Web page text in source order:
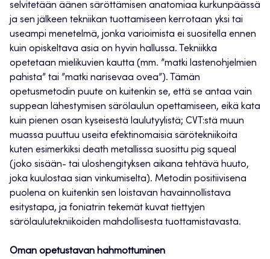
selvitetään äänen säröttämisen anatomiaa kurkunpäässä
ja sen jälkeen tekniikan tuottamiseen kerrotaan yksi tai
useampi menetelmä, jonka varioimista ei suositella ennen
kuin opiskeltava asia on hyvin hallussa. Tekniikka
opetetaan mielikuvien kautta (mm. ”matki lastenohjelmien
pahista” tai ”matki narisevaa ovea”). Tämän
opetusmetodin puute on kuitenkin se, että se antaa vain
suppean lähestymisen särölaulun opettamiseen, eikä kata
kuin pienen osan kyseisestä laulutyylistä; CVT:stä muun
muassa puuttuu useita efektinomaisia särötekniikoita
kuten esimerkiksi death metallissa suosittu pig squeal
(joko sisään- tai uloshengityksen aikana tehtävä huuto,
joka kuulostaa sian vinkumiselta). Metodin positiivisena
puolena on kuitenkin sen loistavan havainnollistava
esitystapa, ja foniatrin tekemät kuvat tiettyjen
särölaulutekniikoiden mahdollisesta tuottamistavasta.
Oman opetustavan hahmottuminen